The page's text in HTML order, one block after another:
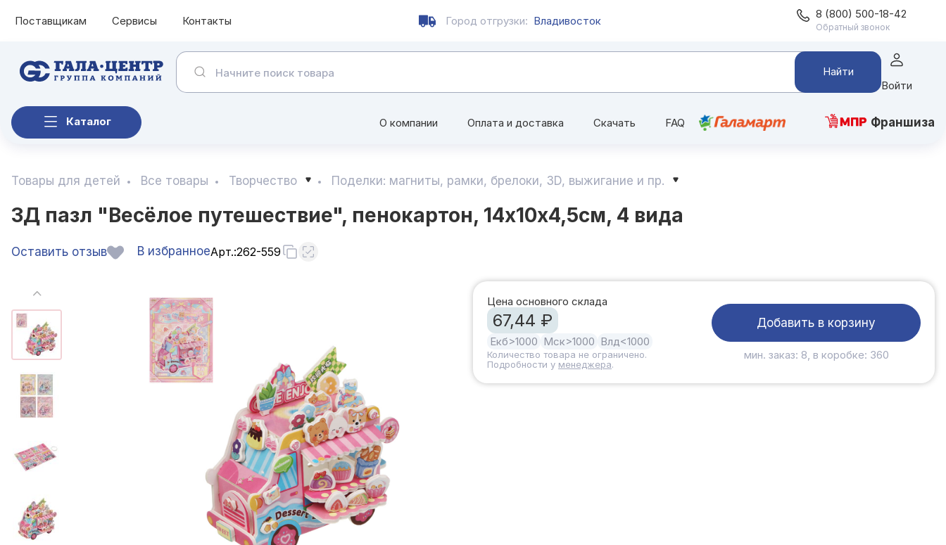
Поставщикам Сервисы Контакты Город отгрузки: Владивосток 8 (800) 500-18-42
Обратный звонок
Найти
Войти
Каталог О компании Оплата и доставка Скачать FAQ Франшиза
Товары для детей Все товары Творчество Поделки: магниты, рамки, брелоки, 3D, выжигание и пр.
3Д пазл "Весёлое путешествие", пенокартон, 14х10х4,5см, 4 вида
Оставить отзыв В избранноеАрт.:262-559
Цена основного склада
67,44 ₽
Екб>1000 Мск>1000 Влд<1000
Количество товара не ограничено.
Подробности у менеджера.
Добавить в корзину
мин. заказ: 8, в коробке: 360